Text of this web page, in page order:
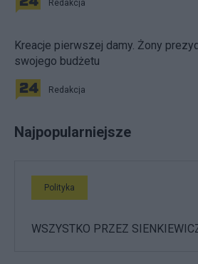
Redakcja
Kreacje pierwszej damy. Żony
swojego budżetu
Redakcja
Najpopularniejsze
Polityka
WSZYSTKO PRZEZ